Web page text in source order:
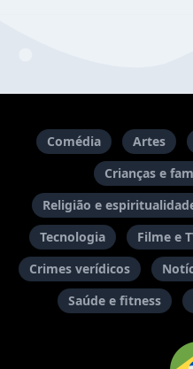
Comédia Artes
Crianças e
Religião e
Tecnologia
Filme e
Crimes verídicos
Saúde e fitness